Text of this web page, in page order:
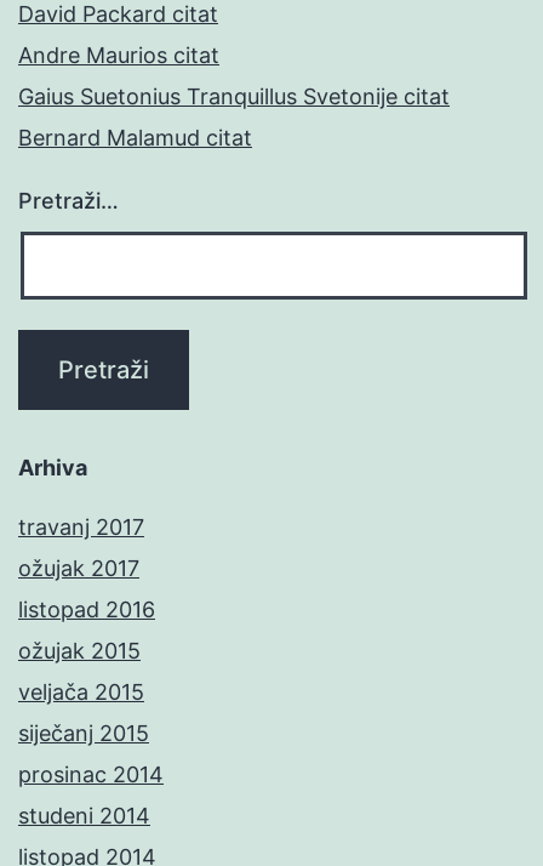
David Packard citat
Andre Maurios citat
Gaius Suetonius Tranquillus Svetonije citat
Bernard Malamud citat
Pretraži…
Arhiva
travanj 2017
ožujak 2017
listopad 2016
ožujak 2015
veljača 2015
siječanj 2015
prosinac 2014
studeni 2014
listopad 2014